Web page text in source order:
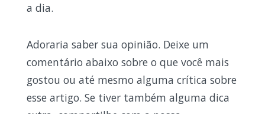
a dia.
Adoraria saber sua opinião. Deixe um
comentário abaixo sobre o que você mais
gostou ou até mesmo alguma crítica sobre
esse artigo. Se tiver também alguma dica